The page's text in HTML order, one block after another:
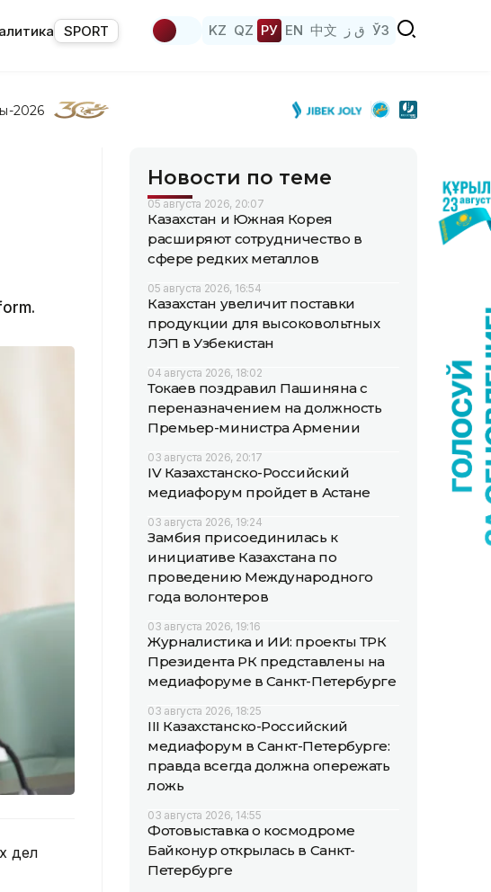
SPORT KZ QZ РУ EN 中文 ق ز ЎЗ
2026
дел
Новости по теме
05 августа 2026, 20:07
Казахстан и Южная Корея
расширяют сотрудничество в
сфере редких металлов
05 августа 2026, 16:54
Казахстан увеличит поставки
продукции для высоковольтных
ЛЭП в Узбекистан
04 августа 2026, 18:02
Токаев поздравил Пашиняна с
переназначением на должность
Премьер-министра Армении
03 августа 2026, 20:17
IV Казахстанско-Российский
медиафорум пройдет в Астане
03 августа 2026, 19:24
Замбия присоединилась к
инициативе Казахстана по
проведению Международного
года волонтеров
03 августа 2026, 19:16
Журналистика и ИИ: проекты ТРК
Президента РК представлены на
медиафоруме в Санкт-Петербурге
03 августа 2026, 18:25
III Казахстанско-Российский
медиафорум в Санкт-Петербурге:
правда всегда должна опережать
ложь
03 августа 2026, 14:55
Фотовыставка о космодроме
Байконур открылась в Санкт-
Петербурге